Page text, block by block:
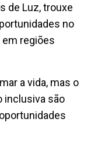
de Luz, trouxe
no
regiões
a vida, mas o
inclusiva são